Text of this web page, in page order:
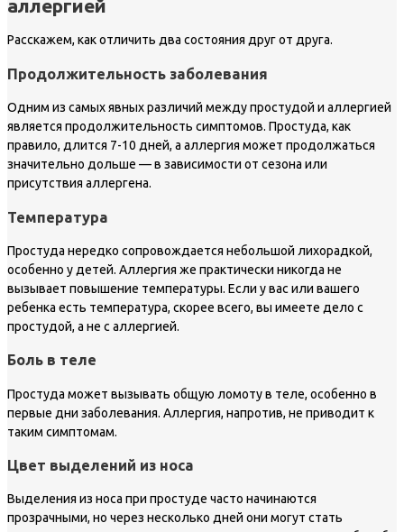
аллергией
Расскажем, как отличить два состояния друг от друга.
Продолжительность заболевания
Одним из самых явных различий между простудой и аллергией
является продолжительность симптомов. Простуда, как
правило, длится 7-10 дней, а аллергия может продолжаться
значительно дольше — в зависимости от сезона или
присутствия аллергена.
Температура
Простуда нередко сопровождается небольшой лихорадкой,
особенно у детей. Аллергия же практически никогда не
вызывает повышение температуры. Если у вас или вашего
ребенка есть температура, скорее всего, вы имеете дело с
простудой, а не с аллергией.
Боль в теле
Простуда может вызывать общую ломоту в теле, особенно в
первые дни заболевания. Аллергия, напротив, не приводит к
таким симптомам.
Цвет выделений из носа
Выделения из носа при простуде часто начинаются
прозрачными, но через несколько дней они могут стать